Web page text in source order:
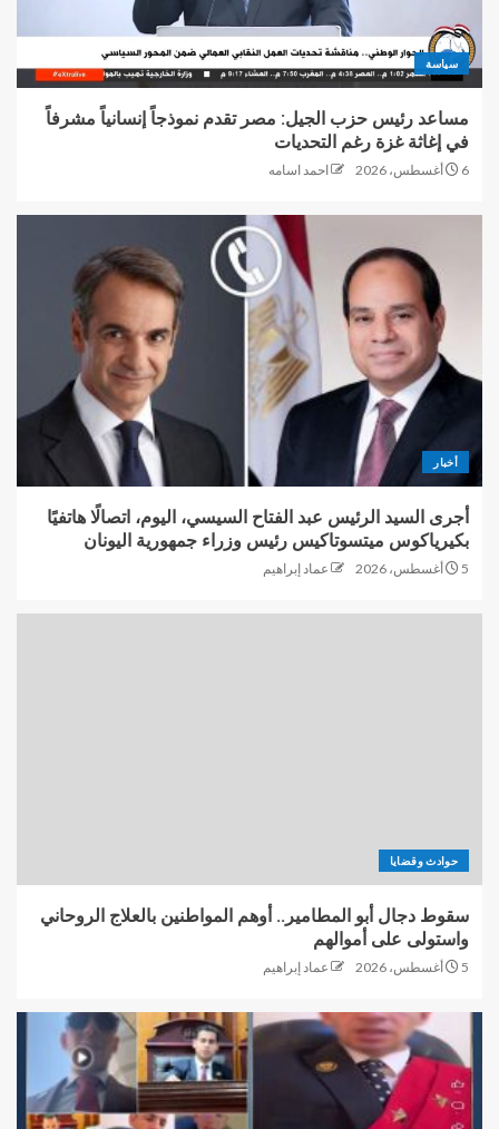
سياسة
مساعد رئيس حزب الجيل: مصر تقدم نموذجاً إنسانياً مشرفاً
في إغاثة غزة رغم التحديات
6 أغسطس، 2026 احمد اسامه
أخبار
أجرى السيد الرئيس عبد الفتاح السيسي، اليوم، اتصالًا هاتفيًا
بكيرياكوس ميتسوتاكيس رئيس وزراء جمهورية اليونان
5 أغسطس، 2026 عماد إبراهيم
حوادث وقضايا
سقوط دجال أبو المطامير.. أوهم المواطنين بالعلاج الروحاني
واستولى على أموالهم
5 أغسطس، 2026 عماد إبراهيم